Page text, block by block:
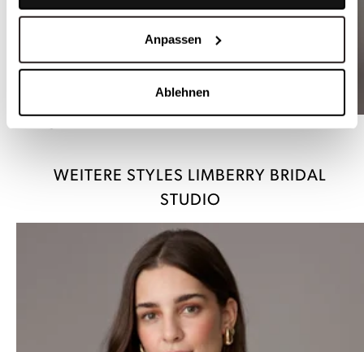
Anpassen
Ablehnen
WEITERE STYLES LIMBERRY BRIDAL
STUDIO